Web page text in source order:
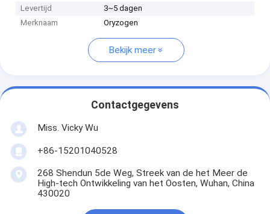
Levertijd
3~5 dagen
Merknaam
Oryzogen
Bekijk meer
Contactgegevens
Miss. Vicky Wu
+86-15201040528
268 Shendun 5de Weg, Streek van de het Meer de
High-tech Ontwikkeling van het Oosten, Wuhan, China
430020